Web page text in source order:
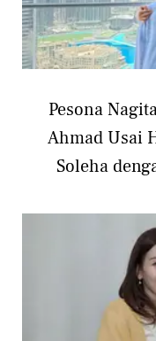
Pesona
Ahmad Usai
Soleha